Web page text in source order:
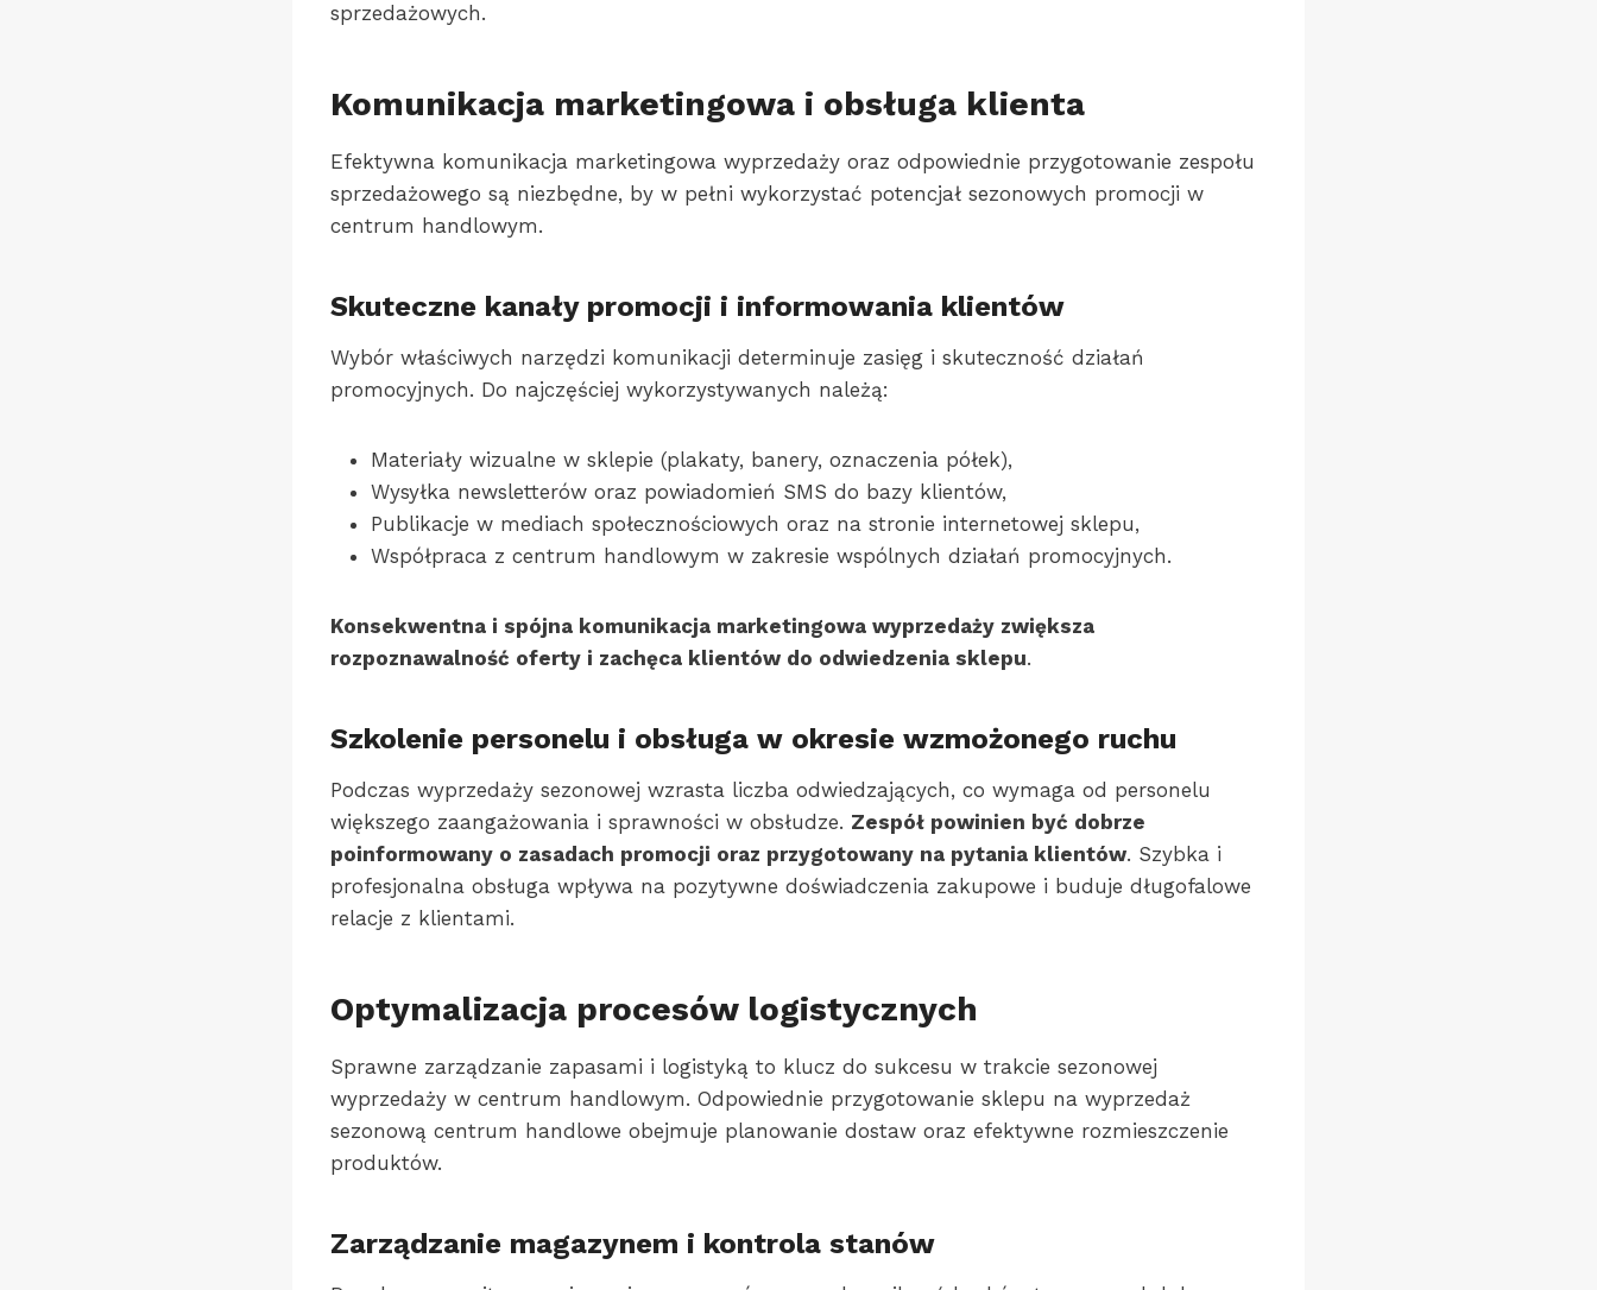
sprzedażowych.
Komunikacja marketingowa i obsługa klienta
Efektywna komunikacja marketingowa wyprzedaży oraz odpowiednie przygotowanie zespołu
sprzedażowego są niezbędne, by w pełni wykorzystać potencjał sezonowych promocji w
centrum handlowym.
Skuteczne kanały promocji i informowania klientów
Wybór właściwych narzędzi komunikacji determinuje zasięg i skuteczność działań
promocyjnych. Do najczęściej wykorzystywanych należą:
Materiały wizualne w sklepie (plakaty, banery, oznaczenia półek),
Wysyłka newsletterów oraz powiadomień SMS do bazy klientów,
Publikacje w mediach społecznościowych oraz na stronie internetowej sklepu,
Współpraca z centrum handlowym w zakresie wspólnych działań promocyjnych.
Konsekwentna i spójna komunikacja marketingowa wyprzedaży zwiększa
rozpoznawalność oferty i zachęca klientów do odwiedzenia sklepu.
Szkolenie personelu i obsługa w okresie wzmożonego ruchu
Podczas wyprzedaży sezonowej wzrasta liczba odwiedzających, co wymaga od personelu
większego zaangażowania i sprawności w obsłudze. Zespół powinien być dobrze
poinformowany o zasadach promocji oraz przygotowany na pytania klientów. Szybka i
profesjonalna obsługa wpływa na pozytywne doświadczenia zakupowe i buduje długofalowe
relacje z klientami.
Optymalizacja procesów logistycznych
Sprawne zarządzanie zapasami i logistyką to klucz do sukcesu w trakcie sezonowej
wyprzedaży w centrum handlowym. Odpowiednie przygotowanie sklepu na wyprzedaż
sezonową centrum handlowe obejmuje planowanie dostaw oraz efektywne rozmieszczenie
produktów.
Zarządzanie magazynem i kontrola stanów